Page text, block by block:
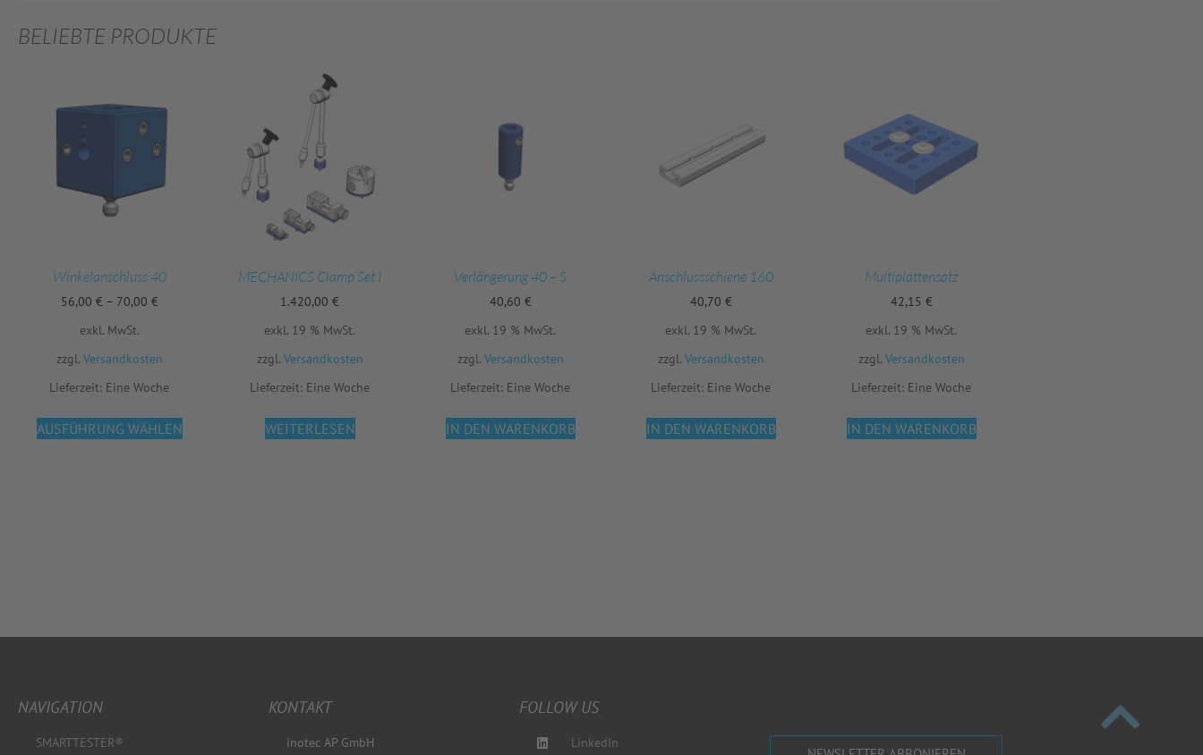
BELIEBTE PRODUKTE
Winkelanschluss 40
56,00 € – 70,00 €
exkl. MwSt.
zzgl. Versandkosten
Lieferzeit: Eine Woche
AUSFÜHRUNG WÄHLEN
MECHANICS Clamp Set I
1.420,00 €
exkl. 19 % MwSt.
zzgl. Versandkosten
Lieferzeit: Eine Woche
WEITERLESEN
Verlängerung 40 – S
40,60 €
exkl. 19 % MwSt.
zzgl. Versandkosten
Lieferzeit: Eine Woche
IN DEN WARENKORB
Anschlussschiene 160
40,70 €
exkl. 19 % MwSt.
zzgl. Versandkosten
Lieferzeit: Eine Woche
IN DEN WARENKORB
Multiplattensatz
42,15 €
exkl. 19 % MwSt.
zzgl. Versandkosten
Lieferzeit: Eine Woche
IN DEN WARENKORB
NAVIGATION
SMARTTESTER®
KONTAKT
inotec AP GmbH
FOLLOW US
LinkedIn